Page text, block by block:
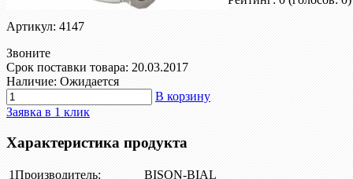
Артикул: 4147
Звоните
Срок поставки товара: 20.03.2017
Наличие: Ожидается
В корзину
Заявка в 1 клик
Характеристика продукта
1Производитель:
BISON-BIAL